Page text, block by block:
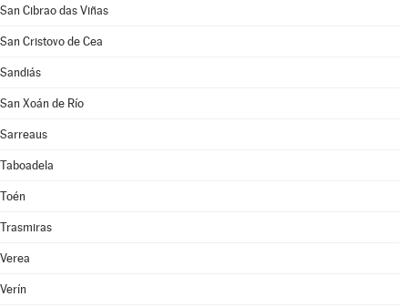
San Cibrao das Viñas
San Cristovo de Cea
Sandiás
San Xoán de Río
Sarreaus
Taboadela
Toén
Trasmiras
Verea
Verín